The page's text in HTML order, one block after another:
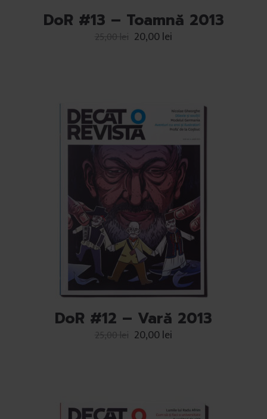
DoR #13 – Toamnă 2013
25,00lei 20,00lei
DoR #12 – Vară 2013
25,00lei 20,00lei